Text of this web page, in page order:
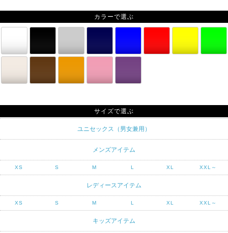
カラーで選ぶ
サイズで選ぶ
ユニセックス（男女兼用）
メンズアイテム
XS S M L XL XXL～
レディースアイテム
XS S M L XL XXL～
キッズアイテム